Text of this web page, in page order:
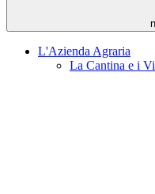
L'Azienda Agraria
La Cantina e i